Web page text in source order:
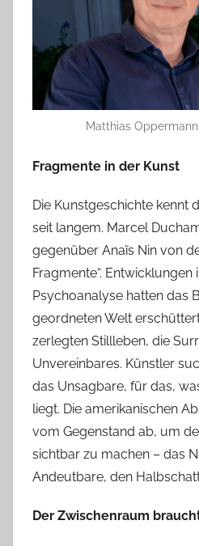
Matthias
Fragmente in der Kunst
Die Kunstgeschichte kennt
seit langem. Marcel
gegenüber Anaïs Nin von
Fragmente“. Entwicklungen
Psychoanalyse hatten das
geordneten Welt
zerlegten Stillleben, die
Unvereinbares. Künstler
das Unsagbare, für das,
liegt. Die amerikanischen
vom Gegenstand ab, um
sichtbar zu machen – das
Andeutbare, den
Der Zwischenraum